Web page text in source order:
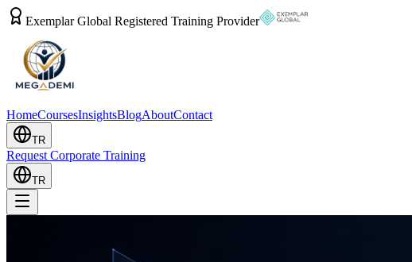
Exemplar Global Registered Training Provider
HomeCoursesInsightsBlogAboutContact
TR
Request Corporate Training
TR